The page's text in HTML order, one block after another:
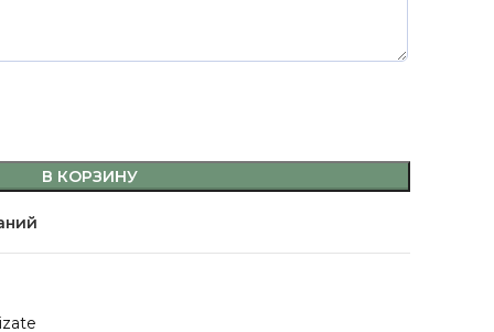
В КОРЗИНУ